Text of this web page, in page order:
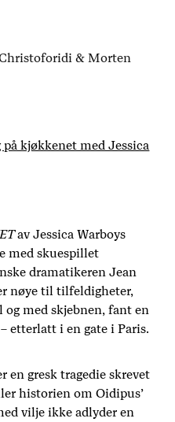
& Morten
kjøkkenet med Jessica
av Jessica Warboys
med skuespillet
dramatikeren Jean
nøye til tilfeldigheter,
med skjebnen, fant en
etterlatt i en gate i Paris.
en gresk tragedie skrevet
historien om Oidipus’
vilje ikke adlyder en